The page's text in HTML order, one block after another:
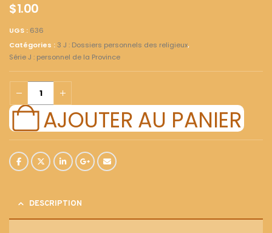
$1.00
UGS : 636
Catégories : 3 J : Dossiers personnels des religieux,
Série J : personnel de la Province
AJOUTER AU PANIER
DESCRIPTION